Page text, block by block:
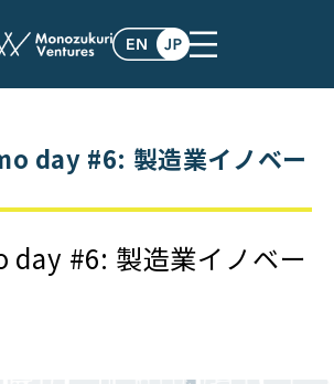
day #6: 製造業イノベー
#6: 製造業イノベー